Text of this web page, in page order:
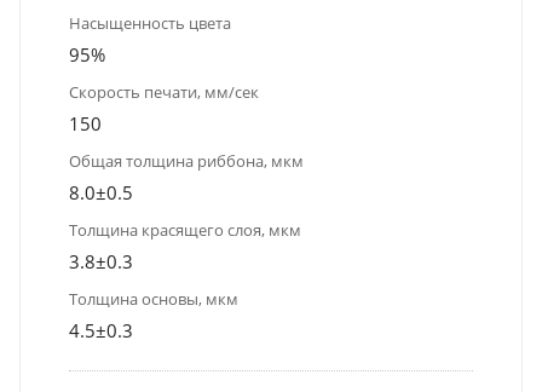
Насыщенность цвета
95%
Скорость печати, мм/сек
150
Общая толщина риббона, мкм
8.0±0.5
Толщина красящего слоя, мкм
3.8±0.3
Толщина основы, мкм
4.5±0.3